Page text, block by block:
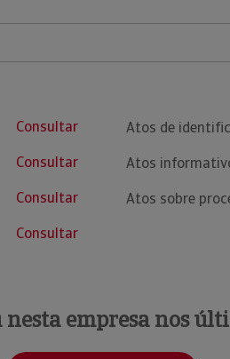
Consultar
Consultar
Consultar
Consultar
Atos de
Atos
Atos sobre
nesta empresa nos